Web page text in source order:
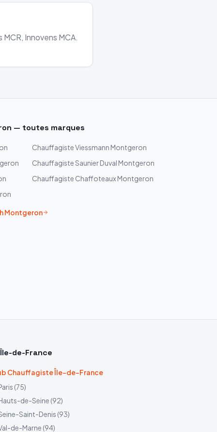
Innovens MCA.
— toutes marques
ChauffagisteViessmann Montgeron
ChauffagisteSaunier Duval Montgeron
Chauffagiste ChaffoteauxMontgeron
Montgeron
Île-de-France
Chauffagiste Île-de-France
(75)
de-Seine (92)
Saint-Denis (93)
de-Marne (94)